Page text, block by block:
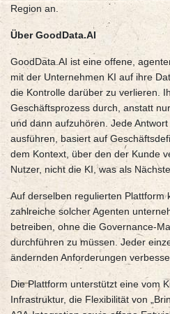
Region an.
Über GoodData.AI
GoodData.AI ist eine offene,
mit der Unternehmen KI auf ihre
die Kontrolle darüber zu verlieren.
Geschäftsprozess durch, anstatt
und dann aufzuhören. Jede
ausführen, basiert auf
dem Kontext, über den der Kunde
Nutzer, nicht die KI, was als
Auf derselben regulierten Plattform
zahlreiche solcher Agenten
betreiben, ohne die Governance-
durchführen zu müssen. Jeder
ändernden Anforderungen
Die Plattform unterstützt eine vom
Infrastruktur, die Flexibilität von